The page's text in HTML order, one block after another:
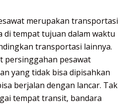
merupakan transportasi
di tempat tujuan dalam waktu
transportasi lainnya.
persinggahan pesawat
yang tidak bisa dipisahkan
berjalan dengan lancar. Tak
tempat transit, bandara